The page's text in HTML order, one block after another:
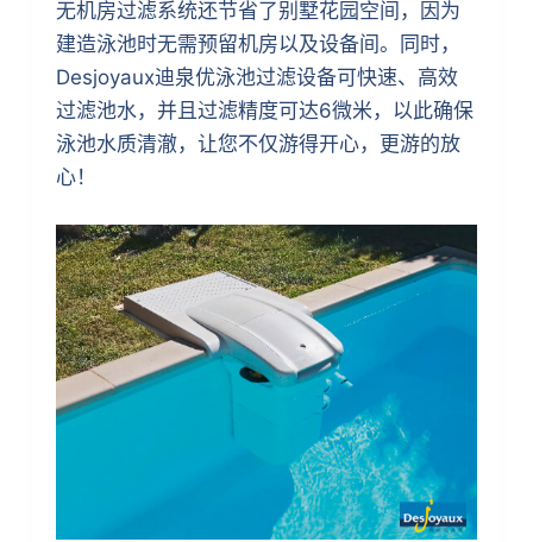
无机房过滤系统还节省了别墅花园空间，因为
建造泳池时无需预留机房以及设备间。同时，
Desjoyaux迪泉优泳池过滤设备可快速、高效
过滤池水，并且过滤精度可达6微米，以此确保
泳池水质清澈，让您不仅游得开心，更游的放
心！